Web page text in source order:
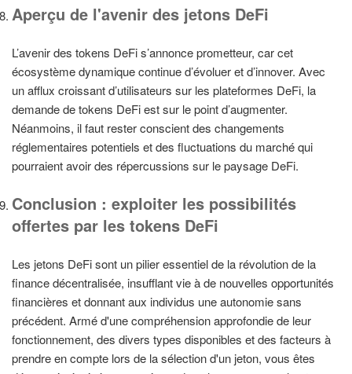
Aperçu de l'avenir des jetons DeFi
L’avenir des tokens DeFi s’annonce prometteur, car cet
écosystème dynamique continue d’évoluer et d’innover. Avec
un afflux croissant d’utilisateurs sur les plateformes DeFi, la
demande de tokens DeFi est sur le point d’augmenter.
Néanmoins, il faut rester conscient des changements
réglementaires potentiels et des fluctuations du marché qui
pourraient avoir des répercussions sur le paysage DeFi.
Conclusion : exploiter les possibilités
offertes par les tokens DeFi
Les jetons DeFi sont un pilier essentiel de la révolution de la
finance décentralisée, insufflant vie à de nouvelles opportunités
financières et donnant aux individus une autonomie sans
précédent. Armé d'une compréhension approfondie de leur
fonctionnement, des divers types disponibles et des facteurs à
prendre en compte lors de la sélection d'un jeton, vous êtes